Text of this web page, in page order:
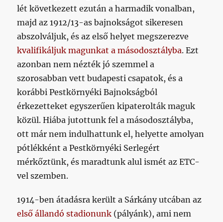
lét következett ezután a harmadik vonalban,
majd az 1912/13-as bajnokságot sikeresen
abszolváljuk, és az első helyet megszerezve
kvalifikáljuk magunkat a másodosztályba. Ezt
azonban nem nézték jó szemmel a
szorosabban vett budapesti csapatok, és a
korábbi Pestkörnyéki Bajnokságból
érkezetteket egyszerűen kipaterolták maguk
közül. Hiába jutottunk fel a másodosztályba,
ott már nem indulhattunk el, helyette amolyan
pótlékként a Pestkörnyéki Serlegért
mérkőztünk, és maradtunk alul ismét az ETC-
vel szemben.
1914-ben átadásra került a Sárkány utcában az
első állandó stadionunk (pályánk), ami nem